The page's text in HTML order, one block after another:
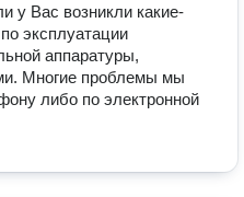
у Вас возникли какие-
эксплуатации
аппаратуры,
Многие проблемы мы
либо по электронной